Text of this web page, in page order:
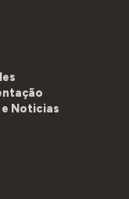
Noticias